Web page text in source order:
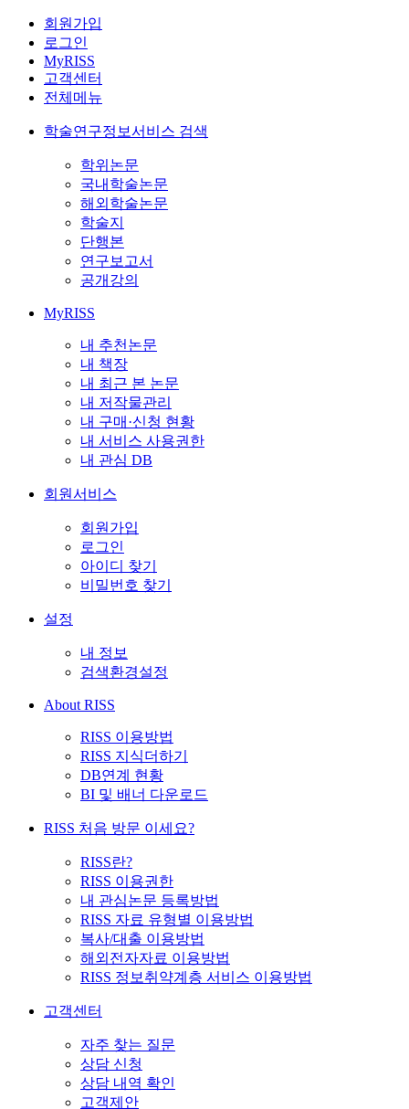
회원가입
로그인
MyRISS
고객센터
전체메뉴
학술연구정보서비스 검색
학위논문
국내학술논문
해외학술논문
학술지
단행본
연구보고서
공개강의
MyRISS
내 추천논문
내 책장
내 최근 본 논문
내 저작물관리
내 구매·신청 현황
내 서비스 사용권한
내 관심 DB
회원서비스
회원가입
로그인
아이디 찾기
비밀번호 찾기
설정
내 정보
검색환경설정
About RISS
RISS 이용방법
RISS 지식더하기
DB연계 현황
BI 및 배너 다운로드
RISS 처음 방문 이세요?
RISS란?
RISS 이용권한
내 관심논문 등록방법
RISS 자료 유형별 이용방법
복사/대출 이용방법
해외전자자료 이용방법
RISS 정보취약계층 서비스 이용방법
고객센터
자주 찾는 질문
상담 신청
상담 내역 확인
고객제안